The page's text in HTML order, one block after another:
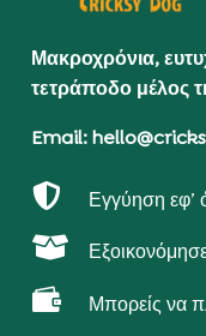
Μακροχρόνια,
τετράποδο μέλος
Email:
 Εγγύηση εφ’

 Μπορείς να